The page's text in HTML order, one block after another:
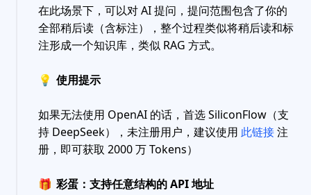
在此场景下，可以对 AI 提问，提问范围包含了你的
全部稍后读（含标注），整个过程类似将稍后读和标
注形成一个知识库，类似 RAG 方式。
💡 使用提示
如果无法使用 OpenAI 的话，首选 SiliconFlow（支
持 DeepSeek），未注册用户，建议使用 此链接注
册，即可获取 2000 万 Tokens）
🎁 彩蛋：支持任意结构的 API 地址